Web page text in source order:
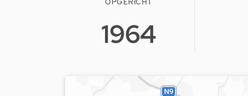
OPGERICHT
1964